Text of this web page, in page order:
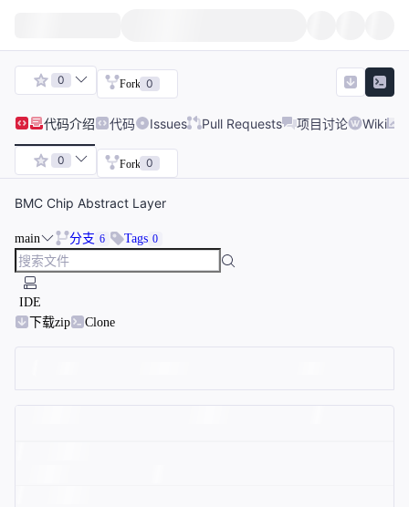
0 Fork 0
代码介绍 代码 Issues Pull Requests 项目讨论 Wiki
0 Fork 0
BMC Chip Abstract Layer
main 分支 6 Tags 0
IDE
下载zip
Clone